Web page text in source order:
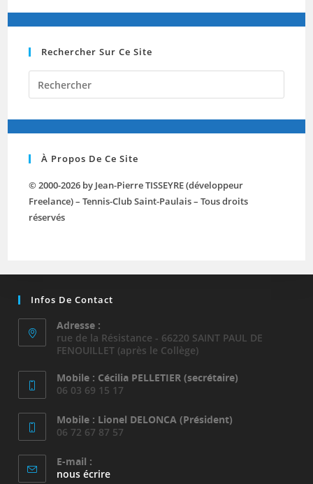
Rechercher Sur Ce Site
À Propos De Ce Site
© 2000-2026 by Jean-Pierre TISSEYRE (développeur
Freelance) – Tennis-Club Saint-Paulais – Tous droits
réservés
Infos De Contact
Adresse :
rue de la Résistance - 66220 SAINT PAUL DE
FENOUILLET (après le Collège)
Mobile : Cécilia PELLETIER (secrétaire)
06 03 69 15 17
Mobile : Lionel DELONCA (Président)
06 72 67 87 57
E-mail :
nous écrire